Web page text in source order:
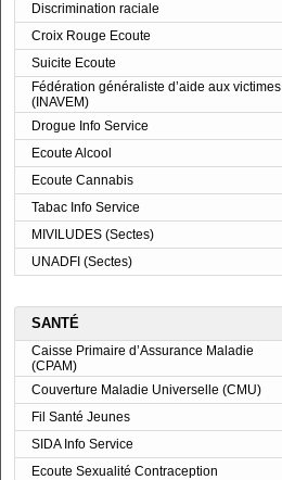
Discrimination raciale
Croix Rouge Ecoute
Suicite Ecoute
Fédération généraliste d’aide aux victimes
(INAVEM)
Drogue Info Service
Ecoute Alcool
Ecoute Cannabis
Tabac Info Service
MIVILUDES (Sectes)
UNADFI (Sectes)
SANTÉ
Caisse Primaire d’Assurance Maladie
(CPAM)
Couverture Maladie Universelle (CMU)
Fil Santé Jeunes
SIDA Info Service
Ecoute Sexualité Contraception